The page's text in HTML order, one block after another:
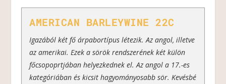
AMERICAN BARLEYWINE 22C
Igazából két fő árpabortípus létezik. Az angol, illetve
az amerikai. Ezek a sörök rendszerének két külön
főcsopoprtjában helyezkednek el. Az angol a 17.-es
kategóriában és kicsit hagyományosabb sör. Kevésbé